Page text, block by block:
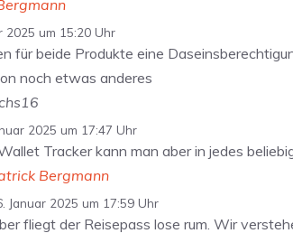
2025 um 15:20 Uhr
für beide Produkte eine
noch etwas anderes
2025 um 17:47 Uhr
Tracker kann man aber in jedes
Bergmann
Januar 2025 um 17:59 Uhr
fliegt der Reisepass lose rum. Wir